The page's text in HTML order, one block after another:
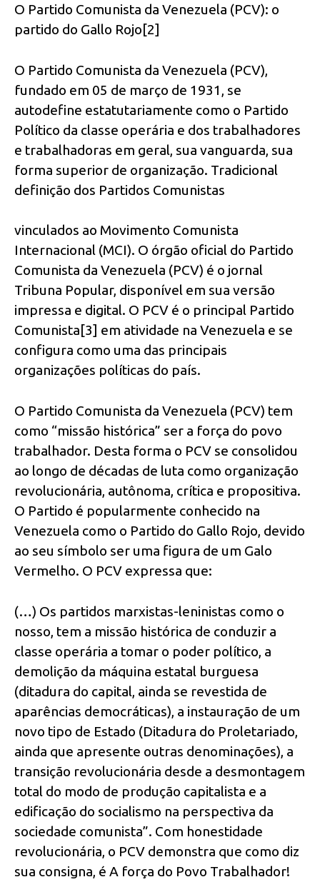
O Partido Comunista da Venezuela (PCV): o
partido do Gallo Rojo[2]
O Partido Comunista da Venezuela (PCV),
fundado em 05 de março de 1931, se
autodefine estatutariamente como o Partido
Político da classe operária e dos trabalhadores
e trabalhadoras em geral, sua vanguarda, sua
forma superior de organização. Tradicional
definição dos Partidos Comunistas
vinculados ao Movimento Comunista
Internacional (MCI). O órgão oficial do Partido
Comunista da Venezuela (PCV) é o jornal
Tribuna Popular, disponível em sua versão
impressa e digital. O PCV é o principal Partido
Comunista[3] em atividade na Venezuela e se
configura como uma das principais
organizações políticas do país.
O Partido Comunista da Venezuela (PCV) tem
como “missão histórica” ser a força do povo
trabalhador. Desta forma o PCV se consolidou
ao longo de décadas de luta como organização
revolucionária, autônoma, crítica e propositiva.
O Partido é popularmente conhecido na
Venezuela como o Partido do Gallo Rojo, devido
ao seu símbolo ser uma figura de um Galo
Vermelho. O PCV expressa que:
(…) Os partidos marxistas-leninistas como o
nosso, tem a missão histórica de conduzir a
classe operária a tomar o poder político, a
demolição da máquina estatal burguesa
(ditadura do capital, ainda se revestida de
aparências democráticas), a instauração de um
novo tipo de Estado (Ditadura do Proletariado,
ainda que apresente outras denominações), a
transição revolucionária desde a desmontagem
total do modo de produção capitalista e a
edificação do socialismo na perspectiva da
sociedade comunista”. Com honestidade
revolucionária, o PCV demonstra que como diz
sua consigna, é A força do Povo Trabalhador!